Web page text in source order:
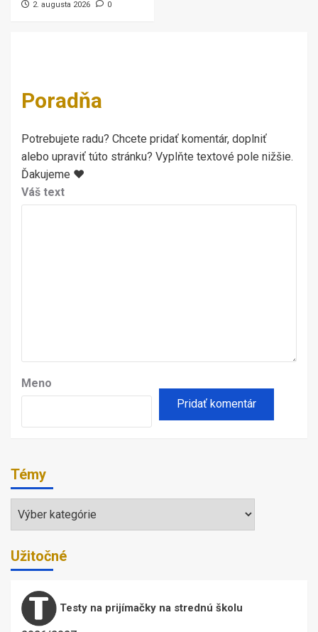
2. augusta 2026 0
Poradňa
Potrebujete radu? Chcete pridať komentár, doplniť
alebo upraviť túto stránku? Vyplňte textové pole nižšie.
Ďakujeme ♥
Váš text
Meno
Témy
Užitočné
Testy na prijímačky na strednú školu